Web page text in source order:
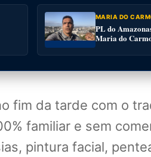
MARIA DO
PL do
Maria do
fim da tarde com o
familiar e sem
pintura facial,